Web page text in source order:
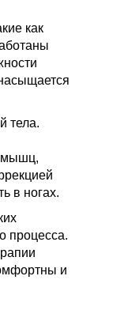
как
тела.
мышц,
в ногах.
процесса.
и